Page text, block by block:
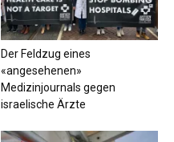
Der Feldzug eines
«angesehenen»
Medizinjournals gegen
israelische Ärzte